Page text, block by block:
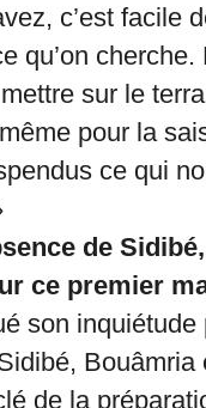
c’est facile
qu’on cherche.
sur le
pour la
ce qui
de
ce premier
son
Bouâmria
de la